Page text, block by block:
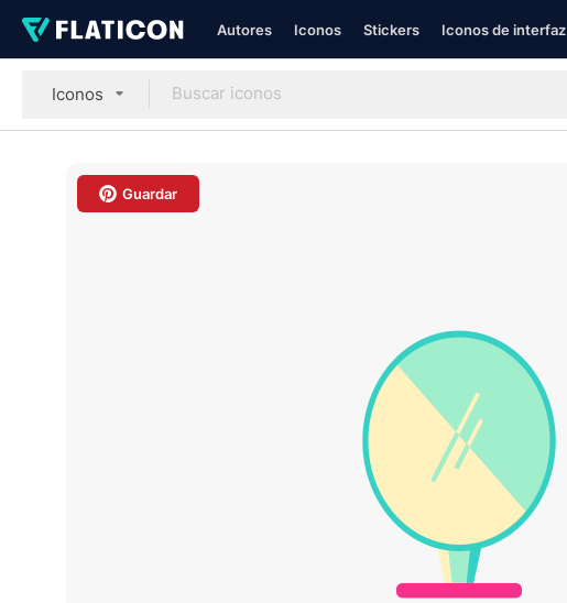
Autores Iconos Stickers Iconos de interfaz
Iconos
Guardar